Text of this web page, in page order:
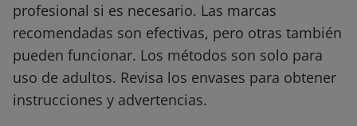
profesional si es necesario. Las marcas
recomendadas son efectivas, pero otras también
pueden funcionar. Los métodos son solo para
uso de adultos. Revisa los envases para obtener
instrucciones y advertencias.